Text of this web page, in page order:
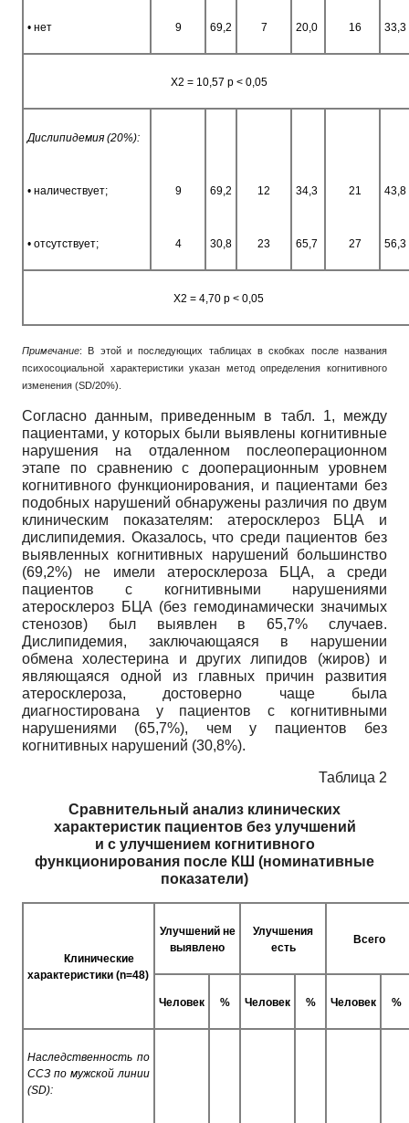
• нет 9 69,2 7 20,0 16 33,3
Х2 = 10,57 p < 0,05
Дислипидемия (20%):
• наличествует; 9 69,2 12 34,3 21 43,8
• отсутствует; 4 30,8 23 65,7 27 56,3
Х2 = 4,70 p < 0,05
Примечание: В этой и последующих таблицах в скобках после названия
психосоциальной характеристики указан метод определения когнитивного
изменения (SD/20%).
Согласно данным, приведенным в табл. 1, между
пациентами, у которых были выявлены когнитивные
нарушения на отдаленном послеоперационном
этапе по сравнению с дооперационным уровнем
когнитивного функционирования, и пациентами без
подобных нарушений обнаружены различия по двум
клиническим показателям: атеросклероз БЦА и
дислипидемия. Оказалось, что среди пациентов без
выявленных когнитивных нарушений большинство
(69,2%) не имели атеросклероза БЦА, а среди
пациентов с когнитивными нарушениями
атеросклероз БЦА (без гемодинамически значимых
стенозов) был выявлен в 65,7% случаев.
Дислипидемия, заключающаяся в нарушении
обмена холестерина и других липидов (жиров) и
являющаяся одной из главных причин развития
атеросклероза, достоверно чаще была
диагностирована у пациентов с когнитивными
нарушениями (65,7%), чем у пациентов без
когнитивных нарушений (30,8%).
Таблица 2
Сравнительный анализ клинических
характеристик пациентов без улучшений
и с улучшением когнитивного
функционирования после КШ (номинативные
показатели)
Клинические
характеристики (n=48)
Улучшений не
выявлено
Улучшения
есть
Всего
Человек % Человек % Человек %
Наследственность по
ССЗ по мужской линии
(SD):